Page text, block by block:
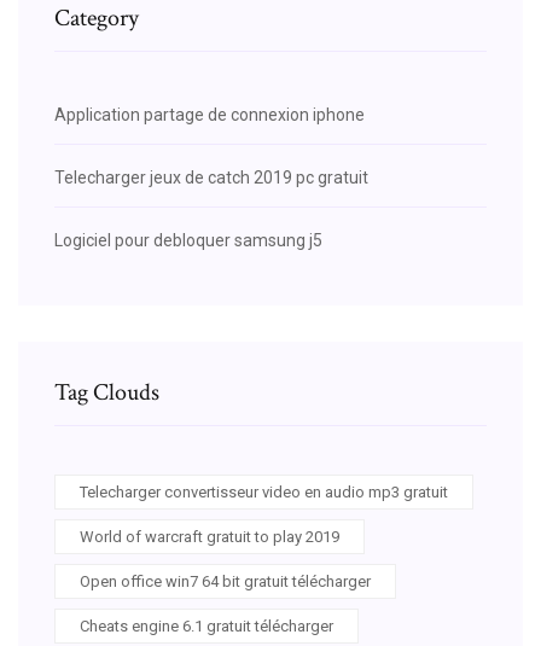
Category
Application partage de connexion iphone
Telecharger jeux de catch 2019 pc gratuit
Logiciel pour debloquer samsung j5
Tag Clouds
Telecharger convertisseur video en audio mp3 gratuit
World of warcraft gratuit to play 2019
Open office win7 64 bit gratuit télécharger
Cheats engine 6.1 gratuit télécharger